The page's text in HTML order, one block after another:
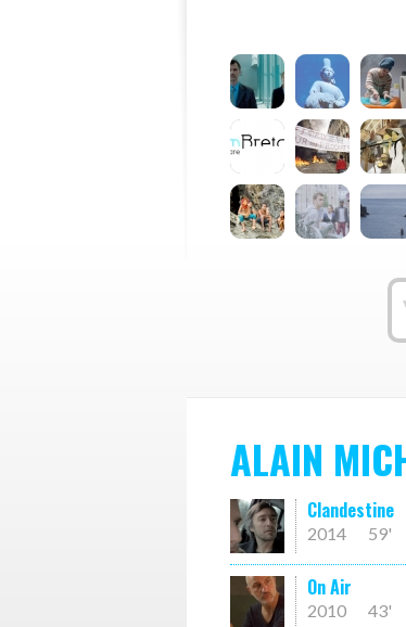
ALAIN
Clandestine
2014 59'
On Air
2010 43'